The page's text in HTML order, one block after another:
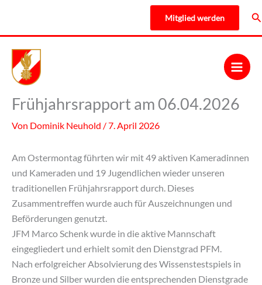
springen
Mitglied werden
Frühjahrsrapport am 06.04.2026
Von Dominik Neuhold /7. April 2026
Am Ostermontag führten wir mit 49 aktiven Kameradinnen
und Kameraden und 19 Jugendlichen wieder unseren
traditionellen Frühjahrsrapport durch. Dieses
Zusammentreffen wurde auch für Auszeichnungen und
Beförderungen genutzt.
JFM Marco Schenk wurde in die aktive Mannschaft
eingegliedert und erhielt somit den Dienstgrad PFM.
Nach erfolgreicher Absolvierung des Wissenstestspiels in
Bronze und Silber wurden die entsprechenden Dienstgrade